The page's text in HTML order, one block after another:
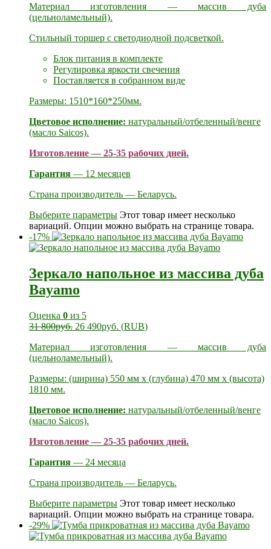
Материал изготовления — массив дуба
(цельноламельный).
Стильный торшер с светодиодной подсветкой.
Блок питания в комплекте
Регулировка яркости свечения
Поставляется в собранном виде
Размеры: 1510*160*250мм.
Цветовое исполнение: натуральный/отбеленный/венге
(масло Saicos).
Изготовление — 25-35 рабочих дней.
Гарантия — 12 месяцев
Страна производитель — Беларусь.
Выберите параметры Этот товар имеет несколько
вариаций. Опции можно выбрать на странице товара.
-17%
Зеркало напольное из массива дуба
Bayamo
Оценка 0 из 5
31 800руб. 26 490руб. (RUB)
Материал изготовления — массив дуба
(цельноламельный).
Размеры: (ширина) 550 мм х (глубина) 470 мм х (высота)
1810 мм.
Цветовое исполнение: натуральный/отбеленный/венге
(масло Saicos).
Изготовление — 25-35 рабочих дней.
Гарантия — 24 месяца
Страна производитель — Беларусь.
Выберите параметры Этот товар имеет несколько
вариаций. Опции можно выбрать на странице товара.
-29%